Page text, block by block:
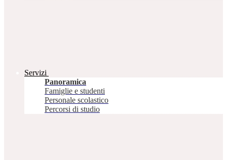
Servizi
Panoramica
Famiglie e studenti
Personale scolastico
Percorsi di studio